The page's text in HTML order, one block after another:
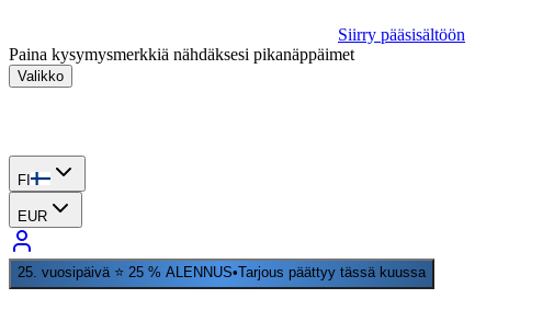
Siirry pääsisältöön
Paina kysymysmerkkiä nähdäksesi pikanäppäimet
Valikko
FI
EUR
25. vuosipäivä ⭐ 25 % ALENNUS•Tarjous päättyy tässä kuussa